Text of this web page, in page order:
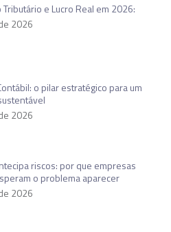
e Lucro Real em 2026:
2026
o pilar estratégico para um
2026
riscos: por que empresas
o problema aparecer
2026